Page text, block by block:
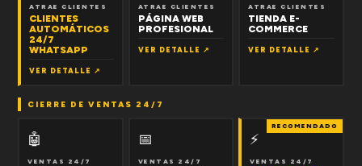
ATRAE CLIENTES
CLIENTES
AUTOMÁTICOS
24/7
WHATSAPP
VER DETALLE ↗
ATRAE CLIENTES
PÁGINA WEB
PROFESIONAL
VER DETALLE ↗
ATRAE CLIENTES
TIENDA E-
COMMERCE
VER DETALLE ↗
CIERRE DE VENTAS 24/7
🤖
VENTAS 24/7
📅
VENTAS 24/7
RECOMENDADO
⚡
VENTAS 24/7